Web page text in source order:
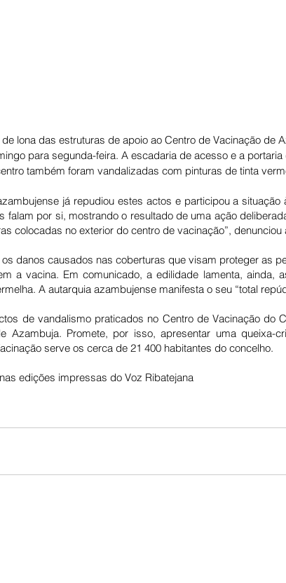
lona das estruturas de apoio ao Centro de Vacinação de
para segunda-feira. A escadaria de acesso e a
também foram vandalizadas com pinturas de tinta
já repudiou estes actos e participou a situação
falam por si, mostrando o resultado de uma ação
colocadas no exterior do centro de vacinação”,
os danos causados nas coberturas que visam proteger as
a vacina. Em comunicado, a edilidade lamenta, ainda,
A autarquia azambujense manifesta o seu “total
de vandalismo praticados no Centro de Vacinação do
Azambuja. Promete, por isso, apresentar uma queixa-
serve os cerca de 21 400 habitantes do concelho.
edições impressas do Voz Ribatejana